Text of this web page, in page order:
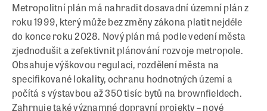
Metropolitní plán má nahradit dosavadní územní plán z
roku 1999, který může bez změny zákona platit nejdéle
do konce roku 2028. Nový plán má podle vedení města
zjednodušit a zefektivnit plánování rozvoje metropole.
Obsahuje výškovou regulaci, rozdělení města na
specifikované lokality, ochranu hodnotných území a
počítá s výstavbou až 350 tisíc bytů na brownfieldech.
Zahrnuje také významné dopravní projekty – nové